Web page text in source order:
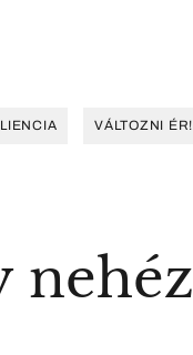
VÁLTOZNI ÉR!
nehéz